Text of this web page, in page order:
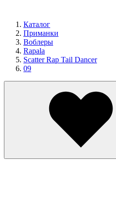
Каталог
Приманки
Воблеры
Rapala
Scatter Rap Tail Dancer
09